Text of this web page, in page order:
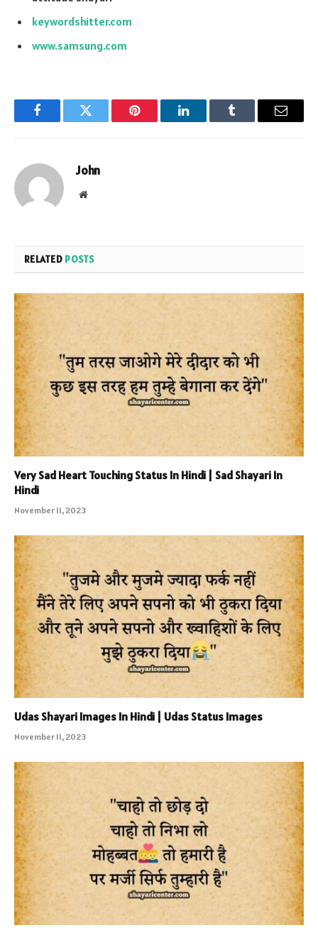
keywordshitter.com
www.samsung.com
FacebookTwitter Pinterest LinkedInTumblr Email
John
Website
RELATED POSTS
Very Sad Heart Touching Status In Hindi | Sad Shayari In
Hindi
November 11, 2023
Udas Shayari Images In Hindi | Udas Status Images
November 11, 2023